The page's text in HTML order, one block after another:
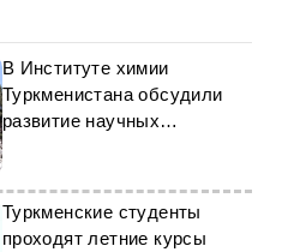
В Институте химии
Туркменистана обсудили
развитие научных
исследований
Туркменские студенты
проходят летние курсы